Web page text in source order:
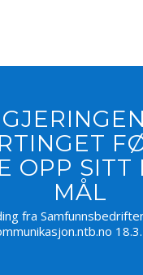
OPP SITT
MÅL
fra